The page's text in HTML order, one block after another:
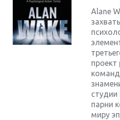
Alane
проект
студии
парни
миру